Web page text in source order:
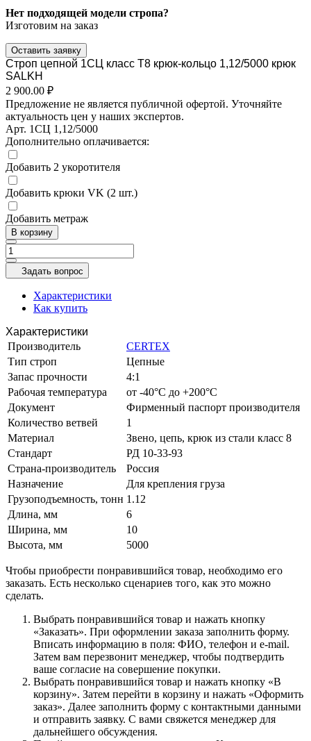
Нет подходящей модели стропа?
Изготовим на заказ
Оставить заявку
Строп цепной 1СЦ класс Т8 крюк-кольцо 1,12/5000 крюк
SALKH
2 900.00 ₽
Предложение не является публичной офертой. Уточняйте
актуальность цен у наших экспертов.
Арт. 1СЦ 1,12/5000
Дополнительно оплачивается:
Добавить 2 укоротителя
Добавить крюки VK (2 шт.)
Добавить метраж
В корзину
Задать вопрос
Характеристики
Как купить
Характеристики
Производитель
CERTEX
Тип строп
Цепные
Запас прочности
4:1
Рабочая температура
от -40°C до +200°C
Документ
Фирменный паспорт производителя
Количество ветвей
1
Материал
Звено, цепь, крюк из стали класс 8
Стандарт
РД 10-33-93
Страна-производитель
Россия
Назначение
Для крепления груза
Грузоподъемность, тонн 1.12
Длина, мм
6
Ширина, мм
10
Высота, мм
5000
Чтобы приобрести понравившийся товар, необходимо его
заказать. Есть несколько сценариев того, как это можно
сделать.
Выбрать понравившийся товар и нажать кнопку
«Заказать». При оформлении заказа заполнить форму.
Вписать информацию в поля: ФИО, телефон и e-mail.
Затем вам перезвонит менеджер, чтобы подтвердить
ваше согласие на совершение покупки.
Выбрать понравившийся товар и нажать кнопку «В
корзину». Затем перейти в корзину и нажать «Оформить
заказ». Далее заполнить форму с контактными данными
и отправить заявку. С вами свяжется менеджер для
дальнейшего обсуждения.